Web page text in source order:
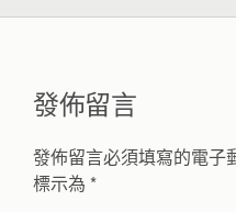
發佈留言
發佈留言必須填寫的電子
標示為 *